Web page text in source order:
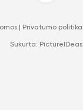
| Privatumo politika
Sukurta: PictureIDeas